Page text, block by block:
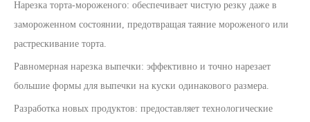
Нарезка торта-мороженого: обеспечивает чистую резку даже в
замороженном состоянии, предотвращая таяние мороженого или
растрескивание торта.
Равномерная нарезка выпечки: эффективно и точно нарезает
большие формы для выпечки на куски одинакового размера.
Разработка новых продуктов: предоставляет технологические